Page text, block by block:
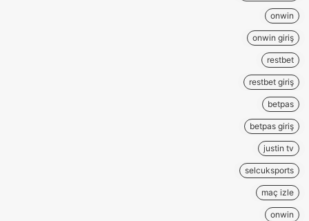
onwin
onwin giriş
restbet
restbet giriş
betpas
betpas giriş
justin tv
selcuksports
maç izle
onwin